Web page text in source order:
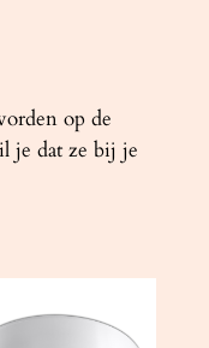
op de
je dat ze bij je